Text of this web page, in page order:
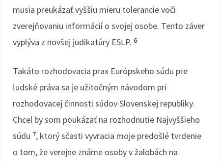
musia preukázať vyššiu mieru tolerancie voči
zverejňovaniu informácií o svojej osobe. Tento záver
vyplýva z novšej judikatúry ESĽP. 6
Takáto rozhodovacia prax Európskeho súdu pre
ľudské práva sa je užitočným návodom pri
rozhodovacej činnosti súdov Slovenskej republiky.
Chcel by som poukázať na rozhodnutie Najvyššieho
súdu 7, ktorý sčasti vyvracia moje predošlé tvrdenie
o tom, že verejne známe osoby v žalobách na